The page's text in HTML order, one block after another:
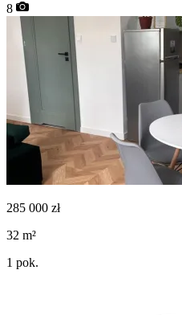
8
285 000 zł
32 m²
1 pok.